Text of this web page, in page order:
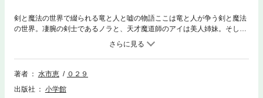
剣と魔法の世界で綴られる竜と人と嘘の物語ここは竜と人が争う剣と魔法
の世界。凄腕の剣士であるノラと、天才魔道師のアイは美人姉妹。そし
て、竜でありながら、彼女たちと行動を共にするフレイク…三人のギル
ド・グライズは、圧倒的な戦闘能力で、周囲に名をとどろかす存在だっ
た。 ひょんなことから結界術師の卵である少女・カーネスを王都まで届
けることになるが、王都への旅は過酷な道のりの連続で、行く手を阻む敵
くるが…さらなる驚愕の展開が待ち受ける、異世界ファンタジーアクショ
著者 水市恵
０２９
出版社
小学館